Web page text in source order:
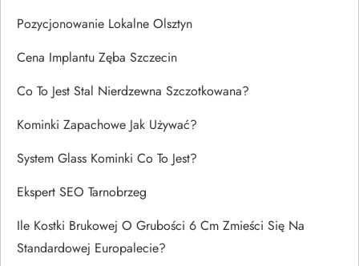
Pozycjonowanie Lokalne Olsztyn
Cena Implantu Zęba Szczecin
Co To Jest Stal Nierdzewna Szczotkowana?
Kominki Zapachowe Jak Używać?
System Glass Kominki Co To Jest?
Ekspert SEO Tarnobrzeg
Ile Kostki Brukowej O Grubości 6 Cm Zmieści Się Na
Standardowej Europalecie?